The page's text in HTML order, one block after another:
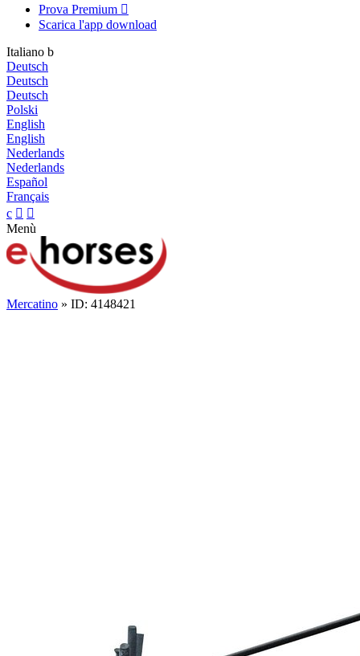
Prova Premium 
Scarica l'app download
Italiano b
Deutsch
Deutsch
Deutsch
Polski
English
English
Nederlands
Nederlands
Español
Français
c  
Menù
Mercatino » ID: 4148421